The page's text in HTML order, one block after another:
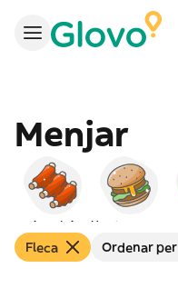
Menjar
Americà
Fleca Ordenar per